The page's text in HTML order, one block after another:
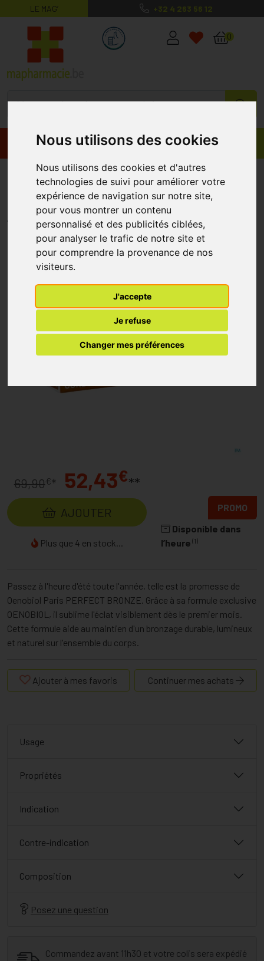
Nous utilisons des cookies
Nous utilisons des cookies et d'autres
technologies de suivi pour améliorer votre
expérience de navigation sur notre site,
pour vous montrer un contenu
personnalisé et des publicités ciblées,
pour analyser le trafic de notre site et
pour comprendre la provenance de nos
visiteurs.
J'accepte
Je refuse
Changer mes préférences
LE MAG’ +32 4 263 56 12
MaPharmacie.be ma santé, mes
0
Promos Produits
Oenobiol Perfect Bronze Gélules
3x30 Cure 3 Mois
OENOBIOL
%
69,90€* 52,43€**
AJOUTER
Plus que 4 en stock...
PROMO
Disponible dans
l’heure (1)
Passez à l'heure d'été toute l'année, telle est la promesse de
Oenobiol Paris PERFECT BRONZE. Grâce à sa formule exclusive
OENOBIOL, il sublime l'éclat visiblement dès le premier mois.
Cette formule aide au maintien d'un bronzage durable, lumineux
et naturel sur l'ensemble du corps.
Ajouter à mes favoris Continuer mes achats
Usage
Propriétés
Indication
Contre-indication
Composition
Posez une question
Commandez avant 11h30 et votre colis sera expédié